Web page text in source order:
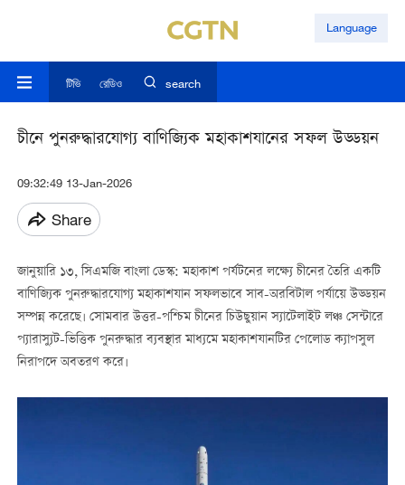
Language
টিভি রেডিও search
চীনে পুনরুদ্ধারযোগ্য বাণিজ্যিক মহাকাশযানের সফল উড্ডয়ন
09:32:49 13-Jan-2026
Share
জানুয়ারি ১৩, সিএমজি বাংলা ডেস্ক: মহাকাশ পর্যটনের লক্ষ্যে চীনের তৈরি একটি
বাণিজ্যিক পুনরুদ্ধারযোগ্য মহাকাশযান সফলভাবে সাব-অরবিটাল পর্যায়ে উড্ডয়ন
সম্পন্ন করেছে। সোমবার উত্তর-পশ্চিম চীনের চিউছুয়ান স্যাটেলাইট লঞ্চ সেন্টারে
প্যারাস্যুট-ভিত্তিক পুনরুদ্ধার ব্যবস্থার মাধ্যমে মহাকাশযানটির পেলোড ক্যাপসুল
নিরাপদে অবতরণ করে।